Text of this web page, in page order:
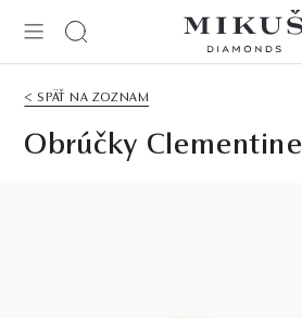
< SPÄŤ NA ZOZNAM
Obrúčky Clementine